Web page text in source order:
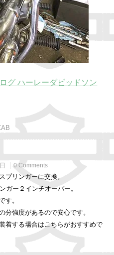
0 Comments
プリンガーに交換。
ガー２インチオーバー。
す。
分強度があるので安心です。
着する場合はこちらがおすすめで